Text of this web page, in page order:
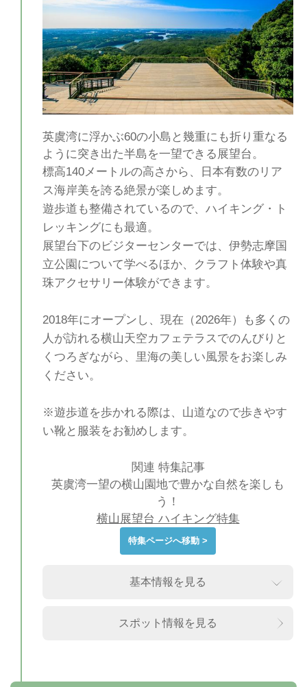
英虞湾に浮かぶ60の小島と幾重にも折り重なる
ように突き出た半島を一望できる展望台。
標高140メートルの高さから、日本有数のリア
ス海岸美を誇る絶景が楽しめます。
遊歩道も整備されているので、ハイキング・ト
レッキングにも最適。
展望台下のビジターセンターでは、伊勢志摩国
立公園について学べるほか、クラフト体験や真
珠アクセサリー体験ができます。
2018年にオープンし、現在（2026年）も多くの
人が訪れる横山天空カフェテラスでのんびりと
くつろぎながら、里海の美しい風景をお楽しみ
ください。
※遊歩道を歩かれる際は、山道なので歩きやす
い靴と服装をお勧めします。
関連 特集記事
英虞湾一望の横山園地で豊かな自然を楽しも
う！
横山展望台 ハイキング特集
特集ページへ移動 >
基本情報を見る
スポット情報を見る